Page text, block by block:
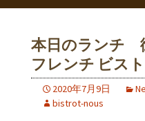
本日のランチ
フレンチ ビス
2020年7月9日
bistrot-nous